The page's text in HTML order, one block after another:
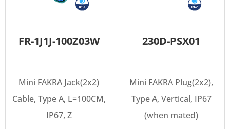
FR-1J1J-100Z03W
Mini FAKRA Jack(2x2)
Cable, Type A, L=100CM,
IP67, Z
230D-PSX01
Mini FAKRA Plug(2x2),
Type A, Vertical, IP67
(when mated)